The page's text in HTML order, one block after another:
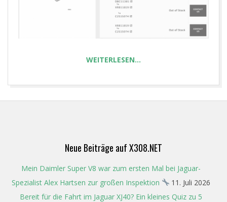
WEITERLESEN…
Neue Beiträge auf X308.NET
Mein Daimler Super V8 war zum ersten Mal bei Jaguar-
Spezialist Alex Hartsen zur großen Inspektion
11. Juli 2026
Bereit für die Fahrt im Jaguar XJ40? Ein kleines Quiz zu 5